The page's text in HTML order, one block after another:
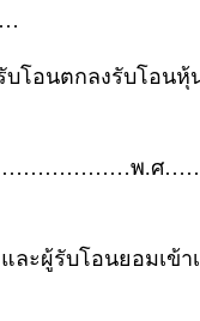
นตกลงรับโอนหุ้น
พ.ศ
ละผู้รับโอนยอมเข้